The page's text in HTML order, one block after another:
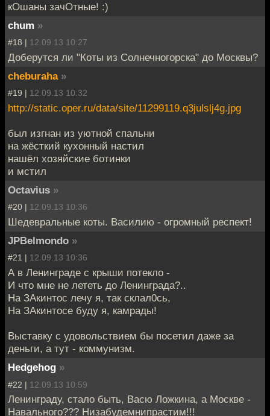
кОшаны зачОтные! :)
chum »
#18 | 12.09.13 10:27
Доберутся ли "Коты из Солнечногорска" до Москвы?
cheburaha »
#19 | 12.09.13 10:32
http://static.oper.ru/data/site/11299119.q3julslj4g.jpg
был изгнан из уютной спальни
на жёсткий кухонный настил
нашёл хозяйские ботинки
и мстил
Octavius »
#20 | 12.09.13 10:36
Шедевральные коты. Василию - огромный респект!
JPBelmondo »
#21 | 12.09.13 10:36
А в Ленинграде с крыши потекло -
И что мне не лететь до Ленинграда?..
На ЗАкинтос лечу я, так склал0сь,
На ЗАкинтосе буду я, камрады!
Выставку с удовольствием бы посетил даже за
деньги, а тут - коммунизм.
Hedgehog »
#22 | 12.09.13 10:59
Ленинграду, стало быть, Васю Ложкина, а Москве -
Навального??? Низабудемнипрастим!!!